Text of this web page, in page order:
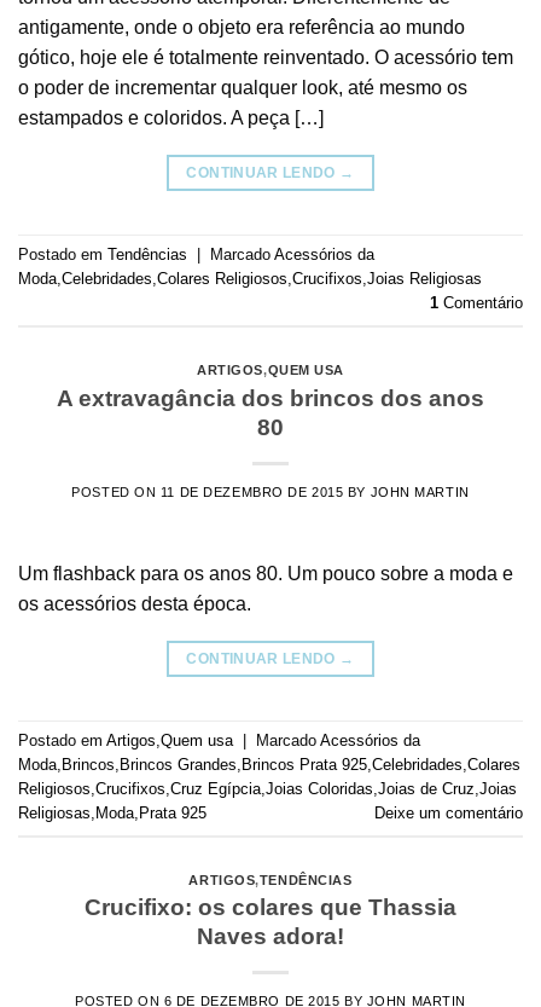
antigamente, onde o objeto era referência ao mundo
gótico, hoje ele é totalmente reinventado. O acessório tem
o poder de incrementar qualquer look, até mesmo os
estampados e coloridos. A peça […]
CONTINUAR LENDO →
Postado em Tendências Marcado Acessórios da
Moda,Celebridades,Colares Religiosos,Crucifixos,Joias Religiosas
1 Comentário
ARTIGOS,QUEM USA
A extravagância dos brincos dos anos
80
POSTED ON 11 DE DEZEMBRO DE 2015 BY JOHN MARTIN
Um flashback para os anos 80. Um pouco sobre a moda e
os acessórios desta época.
CONTINUAR LENDO →
Postado em Artigos Quem usa Marcado Acessórios da
Moda Brincos Brincos Grandes Brincos Prata 925 Celebridades Colares
Religiosos Crucifixos Cruz Egípcia Joias Coloridas Joias de Cruz Joias
Religiosas Moda Prata 925 Deixe um comentário
ARTIGOS,TENDÊNCIAS
Crucifixo: os colares que Thassia
Naves adora!
POSTED ON 6 DE DEZEMBRO DE 2015 BY JOHN MARTIN